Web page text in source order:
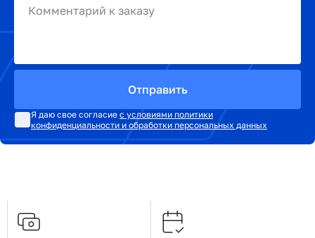
Комментарий к заказу
Отправить
Я даю свое согласие с условиями политики
конфиденциальности и обработки персональных данных